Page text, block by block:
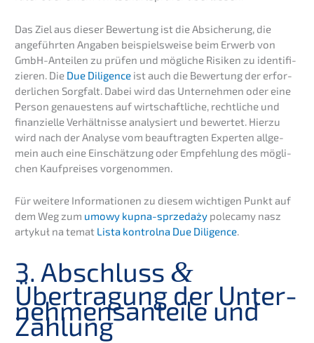
Das Ziel aus dieser Bewer­tung ist die Absiche­rung, die
angeführ­ten Angaben beispiels­wei­se beim Erwerb von
GmbH-Antei­len zu prüfen und mögli­che Risiken zu identi­fi­
zie­ren. Die Due Diligence ist auch die Bewer­tung der erfor­
der­li­chen Sorgfalt. Dabei wird das Unter­neh­men oder eine
Person genau­es­tens auf wirtschaft­li­che, recht­li­che und
finan­zi­el­le Verhält­nis­se analy­siert und bewer­tet. Hierzu
wird nach der Analy­se vom beauf­trag­ten Exper­ten allge­
mein auch eine Einschät­zung oder Empfeh­lung des mögli­
chen Kaufprei­ses vorgenommen.
Für weite­re Infor­ma­tio­nen zu diesem wichti­gen Punkt auf
dem Weg zum umowy kupna-sprze­daży poleca­my nasz
artykuł na temat Lista kontrol­na Due Diligence.
3. Abschluss &
Übertra­gung der Unter­
neh­mens­an­tei­le und
Zahlung